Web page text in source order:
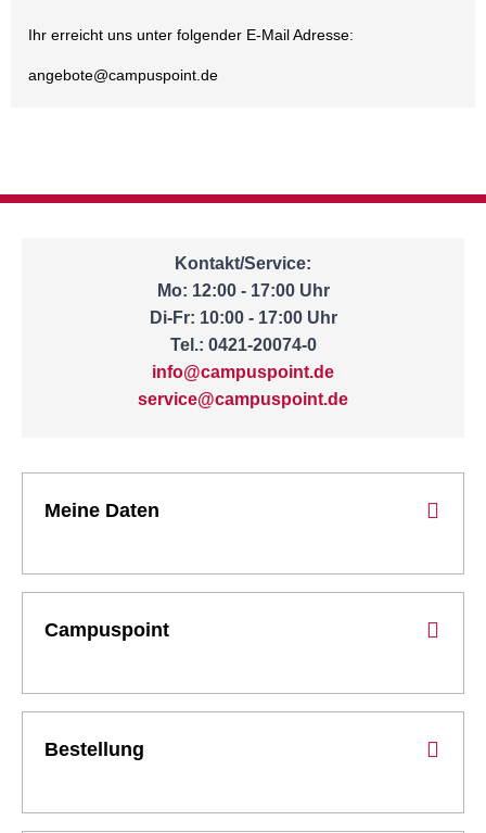
Ihr erreicht uns unter folgender E-Mail Adresse:
angebote@campuspoint.de
Kontakt/Service:
Mo: 12:00 - 17:00 Uhr
Di-Fr: 10:00 - 17:00 Uhr
Tel.: 0421-20074-0
info@campuspoint.de
service@campuspoint.de
Meine Daten
Campuspoint
Bestellung